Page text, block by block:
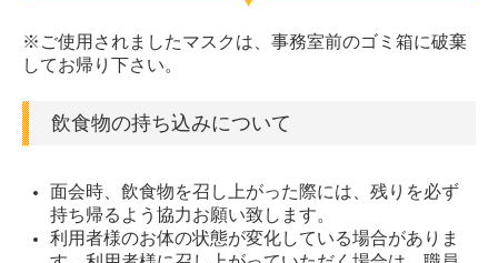
※ご使用されましたマスクは、事務室前のゴミ箱に破棄
してお帰り下さい。
飲食物の持ち込みについて
面会時、飲食物を召し上がった際には、残りを必ず
持ち帰るよう協力お願い致します。
利用者様のお体の状態が変化している場合がありま